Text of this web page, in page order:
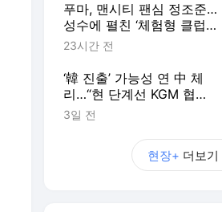
푸마, 맨시티 팬심 정조준…
성수에 펼친 ‘체험형 클럽
하우스’ [현장+]
23시간 전
‘韓 진출’ 가능성 연 中 체
리…“현 단계선 KGM 협력
이 최우선” [현장+]
3일 전
현장+ 더보기